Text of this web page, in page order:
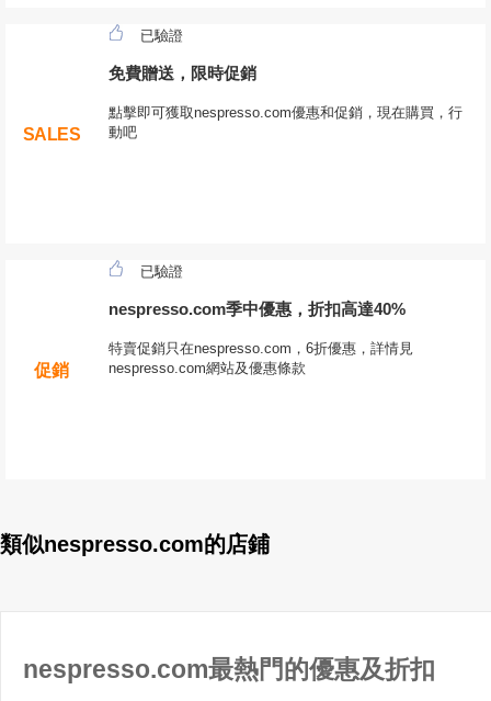
SALES
已驗證
免費贈送，限時促銷
點擊即可獲取nespresso.com優惠和促銷，現在購買，行
動吧
促銷
已驗證
nespresso.com季中優惠，折扣高達40%
特賣促銷只在nespresso.com，6折優惠，詳情見
nespresso.com網站及優惠條款
類似nespresso.com的店鋪
nespresso.com最熱門的優惠及折扣